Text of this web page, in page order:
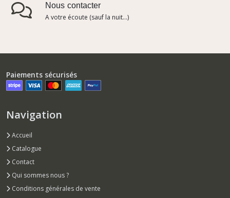
Nous contacter
A votre écoute (sauf la nuit...)
Paiements sécurisés
Navigation
Accueil
Catalogue
Contact
Qui sommes nous ?
Conditions générales de vente